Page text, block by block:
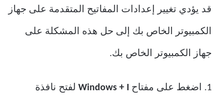
قد يؤدي تغيير إعدادات المفاتيح المتقدمة على جهاز
الكمبيوتر الخاص بك إلى حل هذه المشكلة على
جهاز الكمبيوتر الخاص بك.
1. اضغط على مفتاح Windows + I لفتح نافذة